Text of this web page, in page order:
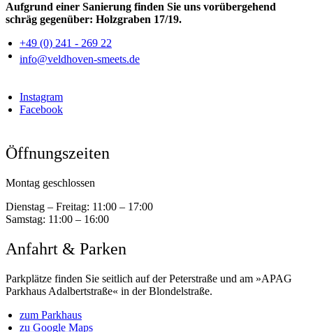
Aufgrund einer Sanierung finden Sie uns vorübergehend
schräg gegenüber: Holzgraben 17/19.
+49 (0) 241 - 269 22
info@veldhoven-smeets.de
Instagram
Facebook
Öffnungszeiten
Montag geschlossen
Dienstag – Freitag: 11:00 – 17:00
Samstag: 11:00 – 16:00
Anfahrt & Parken
Parkplätze finden Sie seitlich auf der Peterstraße und am »APAG
Parkhaus Adalbertstraße« in der Blondelstraße.
zum Parkhaus
zu Google Maps